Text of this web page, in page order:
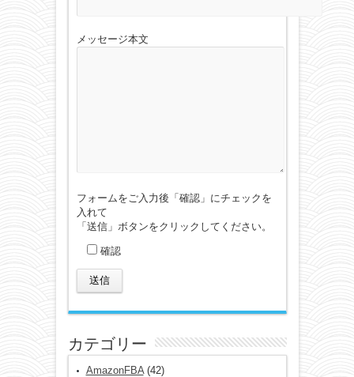
メッセージ本文
フォームをご入力後「確認」にチェックを
入れて
「送信」ボタンをクリックしてください。
確認
カテゴリー
AmazonFBA(42)